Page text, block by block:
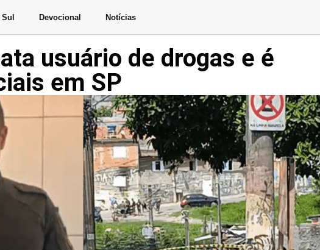
Sul Devocional Notícias
usuário de drogas e é
em SP